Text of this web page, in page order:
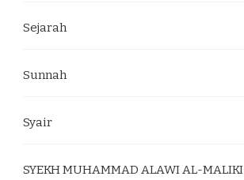
Sejarah
Sunnah
Syair
SYEKH MUHAMMAD ALAWI AL-MALIKI